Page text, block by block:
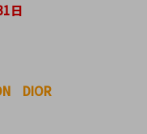
日
　DIOR